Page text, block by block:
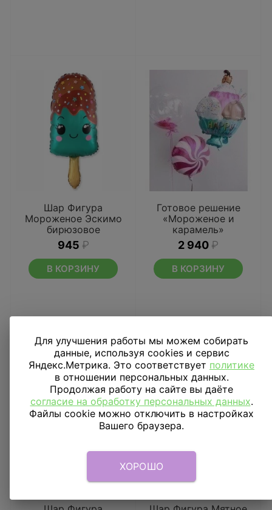
Шар Фигура
Мороженое Эскимо
бирюзовое
945 ₽
В КОРЗИНУ
Готовое решение
«Мороженое и
карамель»
2 940 ₽
В КОРЗИНУ
Для улучшения работы мы можем собирать
данные, используя cookies и сервис
Яндекс.Метрика. Это соответствует политике
в отношении персональных данных.
Продолжая работу на сайте вы даёте
согласие на обработку персональных данных.
Файлы cookie можно отключить в настройках
Вашего браузера.
ХОРОШО